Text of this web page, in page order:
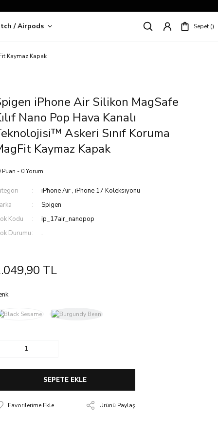
/ Airpods Sepet
Kaymaz Kapak
iPhone Air Silikon MagSafe
Nano Pop Hava Kanalı
Askeri Sınıf Koruma
Kaymaz Kapak
Puan - 0 Yorum
iPhone Air,iPhone 17 Koleksiyonu
Spigen
Kodu
ip_17air_nanopop
Durumu
.
TL
SEPETE EKLE
Ürünü Paylaş